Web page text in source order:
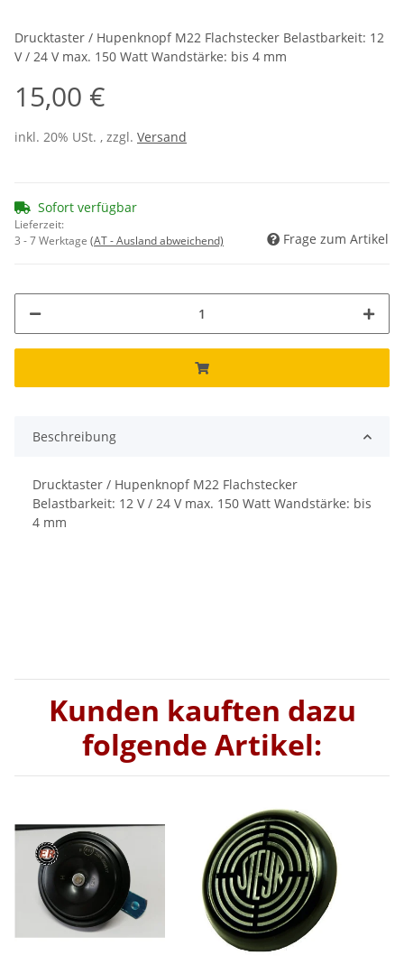
Drucktaster / Hupenknopf M22 Flachstecker Belastbarkeit: 12
V / 24 V max. 150 Watt Wandstärke: bis 4 mm
15,00 €
inkl. 20% USt. , zzgl. Versand
Sofort verfügbar
Lieferzeit:
3 - 7 Werktage (AT - Ausland abweichend) Frage zum Artikel
Beschreibung
Drucktaster / Hupenknopf M22 Flachstecker
Belastbarkeit: 12 V / 24 V max. 150 Watt Wandstärke: bis
4 mm
Kunden kauften dazu
folgende Artikel: